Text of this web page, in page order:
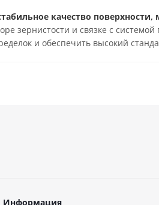
качество
зернистости и связке с
и обеспечить высокий
Информация